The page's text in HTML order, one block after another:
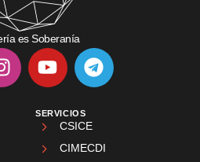
es Soberanía
SERVICIOS
CSICE
CIMECDI